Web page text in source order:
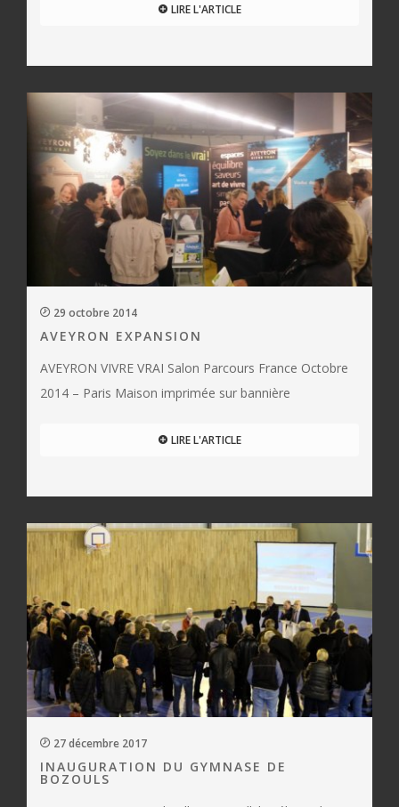
LIRE L'ARTICLE
29 octobre 2014
AVEYRON EXPANSION
AVEYRON VIVRE VRAI Salon Parcours France Octobre
2014 – Paris Maison imprimée sur bannière
LIRE L'ARTICLE
27 décembre 2017
INAUGURATION DU GYMNASE DE
BOZOULS